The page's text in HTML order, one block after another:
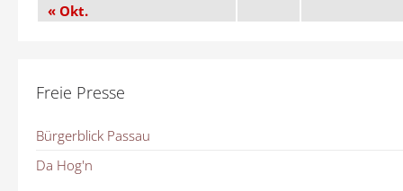
« Okt.
Freie Presse
Bürgerblick Passau
Da Hog'n